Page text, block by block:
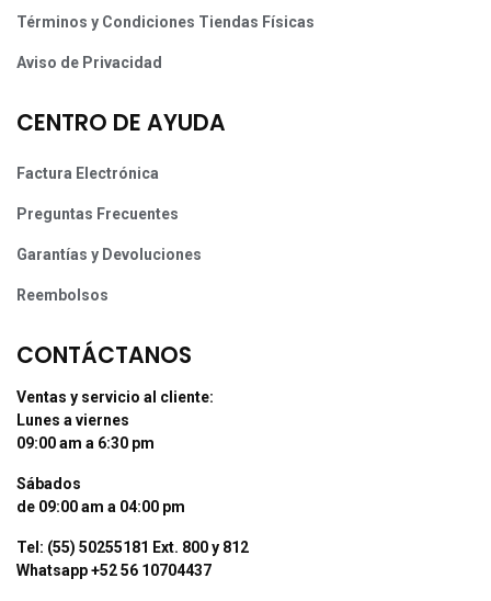
Términos y Condiciones Tiendas Físicas
Aviso de Privacidad
CENTRO DE AYUDA
Factura Electrónica
Preguntas Frecuentes
Garantías y Devoluciones
Reembolsos
CONTÁCTANOS
Ventas y servicio al cliente:
Lunes a viernes
09:00 am a 6:30 pm
Sábados
de 09:00 am a 04:00 pm
Tel: (55) 50255181 Ext. 800 y 812
Whatsapp +52 56 10704437